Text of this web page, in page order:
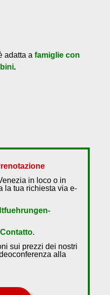
adatta a famiglie con
.
in loco o in
la tua richiesta via e-
Contatto.
sui prezzi dei nostri
alla